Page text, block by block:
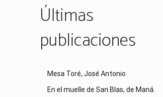
Últimas
publicaciones
Mesa Toré, José Antonio
En el muelle de San Blas, de Maná.